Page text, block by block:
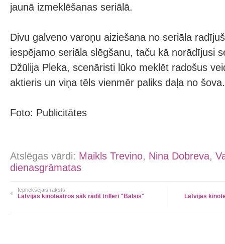
jaunā izmeklēšanas seriālā.
Divu galveno varoņu aiziešana no seriāla
iespējamo seriāla slēgšanu, taču kā norādījusi
Džūlija Pleka, scenāristi lūko meklēt radošus
aktieris un viņa tēls vienmēr paliks daļa no šova.
Foto: Publicitātes
Atslēgas vārdi: Maikls Trevino, Nina Dobreva,
dienasgrāmatas
Iepriekšējais raksts
Latvijas kinoteātros sāk rādīt trilleri "Balsis" Latvijas